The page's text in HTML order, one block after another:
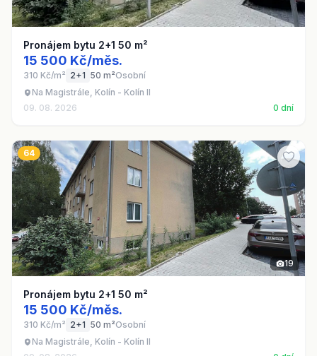
Pronájem bytu 2+1 50 m²
15 500 Kč/měs.
310 Kč/m² 2+1 50 m²Osobní
Na Magistrále, Kolín - Kolín II
09. 08. 2026
0 dní
64
19
Pronájem bytu 2+1 50 m²
15 500 Kč/měs.
310 Kč/m² 2+1 50 m²Osobní
Na Magistrále, Kolín - Kolín II